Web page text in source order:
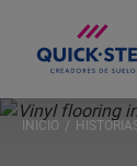
INICIO